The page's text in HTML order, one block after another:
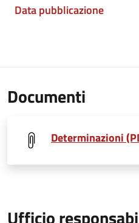
Data pubblicazione
Documenti
Determinazioni